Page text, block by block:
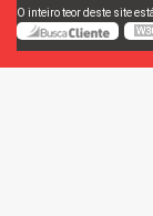
O inteiro teor deste site